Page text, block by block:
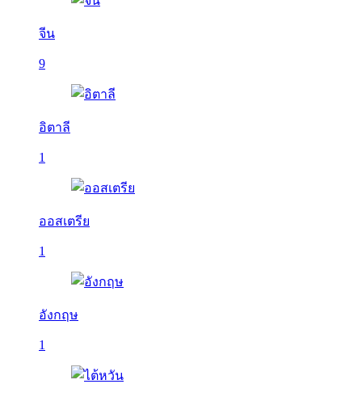
จีน
9
อิตาลี
1
ออสเตรีย
1
อังกฤษ
1